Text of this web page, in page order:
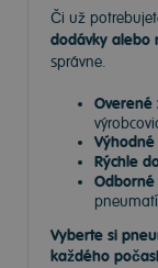
Či už
dodávky alebo
správne.
Overené
Rýchle
Vyberte si
každého